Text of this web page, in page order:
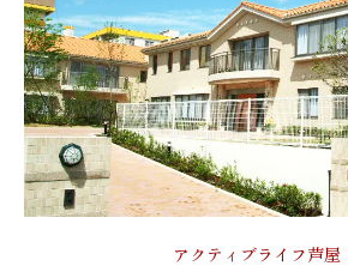
アクティブライフ芦屋